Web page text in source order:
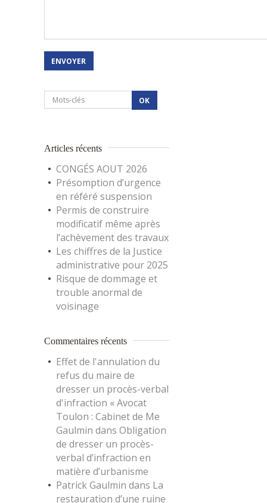
Articles récents
CONGÉS AOUT 2026
Présomption d’urgence
en référé suspension
Permis de construire
modificatif même après
l’achèvement des travaux
Les chiffres de la Justice
administrative pour 2025
Risque de dommage et
trouble anormal de
voisinage
Commentaires récents
Effet de l'annulation du
refus du maire de
dresser un procès-verbal
d'infraction « Avocat
Toulon : Cabinet de Me
Gaulmin dans Obligation
de dresser un procès-
verbal d’infraction en
matière d’urbanisme
Patrick Gaulmin dans La
restauration d’une ruine